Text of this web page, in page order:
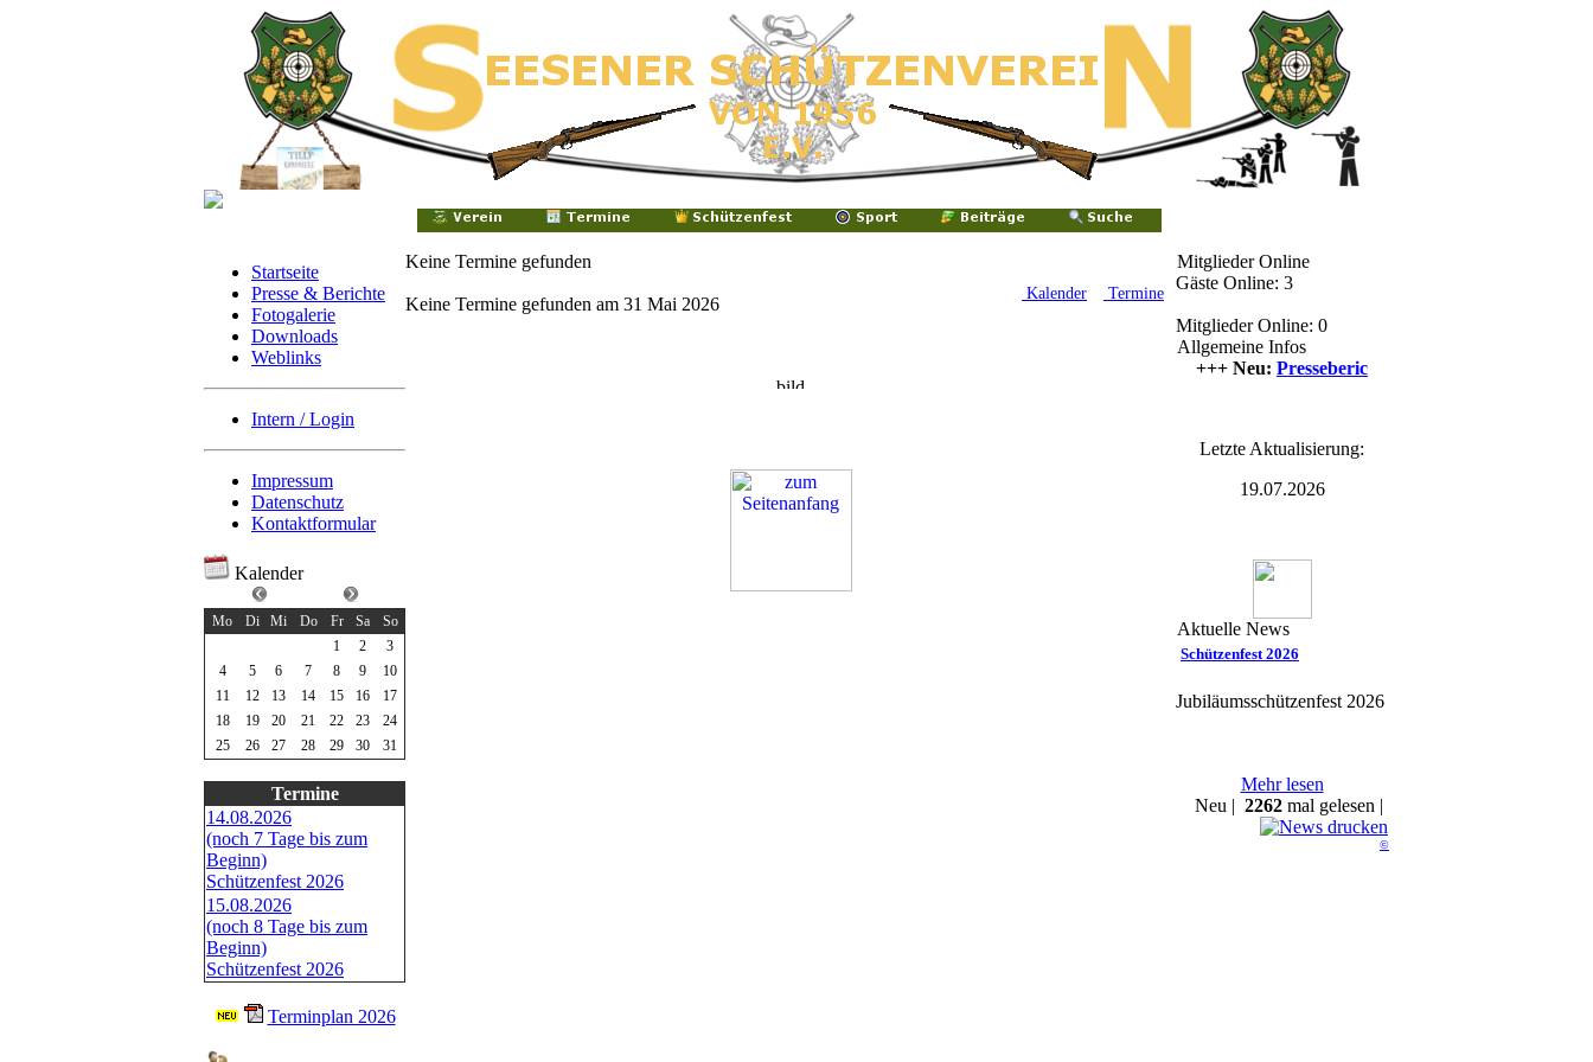
Startseite
Presse & Berichte
Fotogalerie
Downloads
Weblinks
Intern / Login
Impressum
Datenschutz
Kontaktformular
Kalender
Mo
Di Mi Do Fr Sa
So
1
2
3
4
5 6 7 8 9
10
11
12 13 14 15 16
17
18
19 20 21 22 23
24
25
26 27 28 29 30 31
Termine
14.08.2026
(noch 7 Tage bis zum
Beginn)
Schützenfest 2026
15.08.2026
(noch 8 Tage bis zum
Beginn)
Schützenfest 2026
Terminplan 2026
Keine Termine gefunden
Kalender Termine
Keine Termine gefunden am 31 Mai 2026
Mitglieder Online
Gäste Online: 3
Mitglieder Online: 0
Allgemeine Infos
++++ Neu:Presseberichte
Letzte Aktualisierung:
19.07.2026
Aktuelle News
Schützenfest 2026
Jubiläumsschützenfest 2026
Mehr lesen
Neu | 2262 mal gelesen |
©